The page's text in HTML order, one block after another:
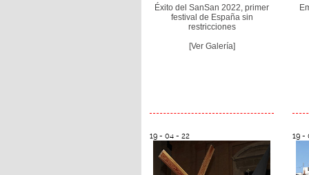
Éxito del SanSan 2022, primer
festival de España sin
restricciones
[Ver Galería]
19 - 04 - 22 19 -